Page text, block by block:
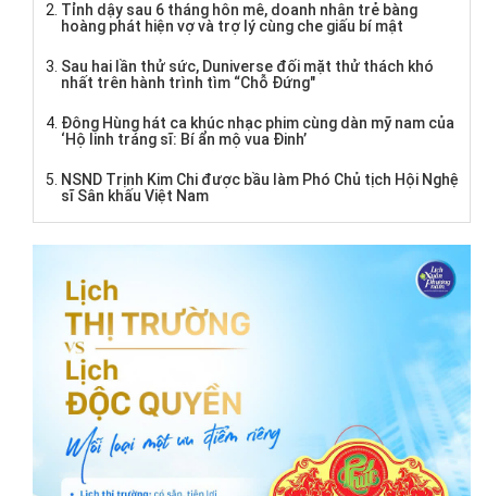
Tỉnh dậy sau 6 tháng hôn mê, doanh nhân trẻ bàng
hoàng phát hiện vợ và trợ lý cùng che giấu bí mật
Sau hai lần thử sức, Duniverse đối mặt thử thách khó
nhất trên hành trình tìm “Chỗ Đứng"
Đông Hùng hát ca khúc nhạc phim cùng dàn mỹ nam của
‘Hộ linh tráng sĩ: Bí ẩn mộ vua Đinh’
NSND Trịnh Kim Chi được bầu làm Phó Chủ tịch Hội Nghệ
sĩ Sân khấu Việt Nam